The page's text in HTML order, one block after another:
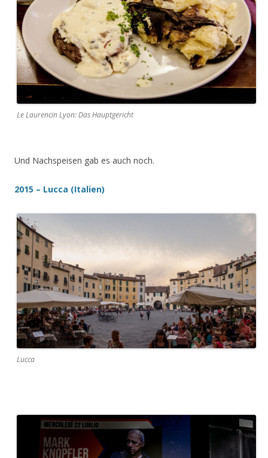
Le Laurencin Lyon: Das Hauptgericht
Und Nachspeisen gab es auch noch.
2015 – Lucca (Italien)
Lucca